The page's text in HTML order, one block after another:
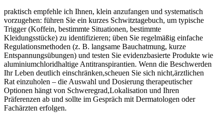
praktisch empfehle ich Ihnen, klein anzufangen und systematisch
vorzugehen: führen Sie ein kurzes Schwitztagebuch, um typische
⁤Trigger (Koffein, bestimmte‍ Situationen, bestimmte
Kleidungsstücke) zu identifizieren; üben Sie regelmäßig einfache
Regulationsmethoden (z. ‍B. langsame Bauchatmung, kurze
Entspannungsübungen) und testen Sie evidenzbasierte Produkte⁣ wie
aluminiumchloridhaltige Antitranspirantien. Wenn die Beschwerden
Ihr Leben deutlich‌ einschränken,scheuen Sie sich nicht,ärztlichen‌
Rat einzuholen – die Auswahl und Dosierung therapeutischer
Optionen ‍hängt von Schweregrad,Lokalisation und Ihren
Präferenzen ab und sollte im Gespräch mit Dermatologen oder
Fachärzten erfolgen.